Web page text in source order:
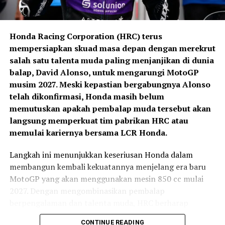
tampil lebih kuat di
Valencia.”
General Manager Marketing Planning & Analysis PT
Astra Honda Motor, Andy Wijaya, memberikan apresiasi
terhadap semangat juang Kiandra sepanjang balapan.
Menurutnya, perjuangan Kiandra menunjukkan mental
pantang menyerah yang menjadi modal penting untuk
bersaing di level internasional. AHM optimistis
lebih kompetitif pada putaran berikutnya.
Sepanjang paruh musim Moto3 Junior World
Championship 2026, lulusan Astra Honda Racing School
podium tambahan, dan kini bertengger di posisi kelima
Kemudian, mulai musim 2016, Michelin mengambil alih
tugas tersebut dan akan mengakhiri kiprahnya setelah
Memasuki regulasi baru tahun 2027,Pirelli resmi
menjadi pemasok tunggal ban untuk MotoGP,
Honda Racing Corporation (HRC) terus
mempersiapkan skuad masa depan dengan merekrut
salah satu talenta muda paling menjanjikan di dunia
balap, David Alonso, untuk mengarungi MotoGP
musim 2027. Meski kepastian bergabungnya Alonso
telah dikonfirmasi, Honda masih belum
memutuskan apakah pembalap muda tersebut akan
langsung memperkuat tim pabrikan HRC atau
memulai kariernya bersama LCR Honda.
Langkah ini menunjukkan keseriusan Honda dalam
membangun kembali kekuatannya menjelang era baru
MotoGP yang akan menggunakan mesin 850 cc mulai
2027. Dengan mengombinasikan pembalap
mampu kembali bersaing di papan atas.
CONTINUE READING